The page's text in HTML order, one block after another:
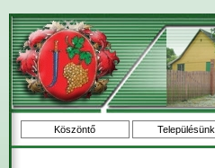
Köszöntő Településünk